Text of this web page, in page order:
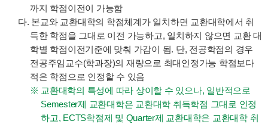
까지 학점이전이 가능함
다. 본교와 교환대학의 학점체계가 일치하면 교환대학에서 취
득한 학점을 그대로 이전 가능하고, 일치하지 않으면 교환 대
학별 학점이전기준에 맞춰 가감이 됨. 단, 전공학점의 경우
전공주임교수(학과장)의 재량으로 최대인정가능 학점보다
적은 학점으로 인정할 수 있음
교환대학의 특성에 따라 상이할 수 있으나, 일반적으로
Semester제 교환대학은 교환대학 취득학점 그대로 인정
하고, ECTS학점제 및 Quarter제 교환대학은 교환대학 취